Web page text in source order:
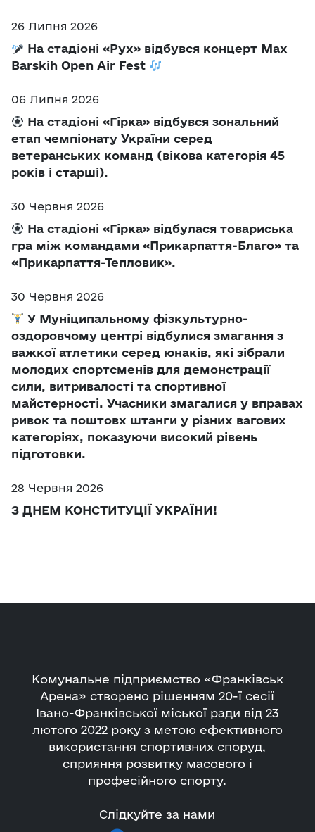
26 Липня 2026
На стадіоні «Рух» відбувся концерт Max
Barskih Open Air Fest
06 Липня 2026
На стадіоні «Гірка» відбувся зональний
етап чемпіонату України серед
ветеранських команд (вікова категорія 45
років і старші).
30 Червня 2026
На стадіоні «Гірка» відбулася товариська
гра між командами «Прикарпаття-Благо» та
«Прикарпаття-Тепловик».
30 Червня 2026
У Муніципальному фізкультурно-
оздоровчому центрі відбулися змагання з
важкої атлетики серед юнаків, які зібрали
молодих спортсменів для демонстрації
сили, витривалості та спортивної
майстерності. Учасники змагалися у вправах
ривок та поштовх штанги у різних вагових
категоріях, показуючи високий рівень
підготовки.
28 Червня 2026
З ДНЕМ КОНСТИТУЦІЇ УКРАЇНИ!
Комунальне підприємство «Франківськ
Арена» створено рішенням 20-ї сесії
Івано-Франківської міської ради від 23
лютого 2022 року з метою ефективного
використання спортивних споруд,
сприяння розвитку масового і
професійного спорту.
Слідкуйте за нами